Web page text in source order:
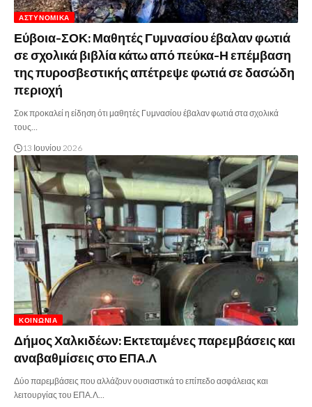
ΑΣΤΥΝΟΜΙΚΆ
Εύβοια-ΣΟΚ: Μαθητές Γυμνασίου έβαλαν φωτιά
σε σχολικά βιβλία κάτω από πεύκα-Η επέμβαση
της πυροσβεστικής απέτρεψε φωτιά σε δασώδη
περιοχή
Σοκ προκαλεί η είδηση ότι μαθητές Γυμνασίου έβαλαν φωτιά στα σχολικά
τους…
13 Ιουνίου 2026
ΚΟΙΝΩΝΊΑ
Δήμος Χαλκιδέων: Εκτεταμένες παρεμβάσεις και
αναβαθμίσεις στο ΕΠΑ.Λ
Δύο παρεμβάσεις που αλλάζουν ουσιαστικά το επίπεδο ασφάλειας και
λειτουργίας του ΕΠΑ.Λ…